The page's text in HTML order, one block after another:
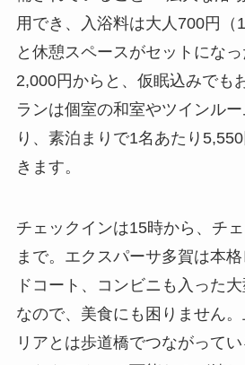
用でき、入浴料は大人700円（
と休憩スペースがセットにな
2,000円からと、仮眠込みでも
ランは個室の和室やツインル
り、素泊まりで1名あたり
きます。
チェックインは15時から、チ
まで。エクスパーサ多賀は本
ドコート、コンビニも入った
なので、美食にも困りません
リアとは歩道橋でつながって